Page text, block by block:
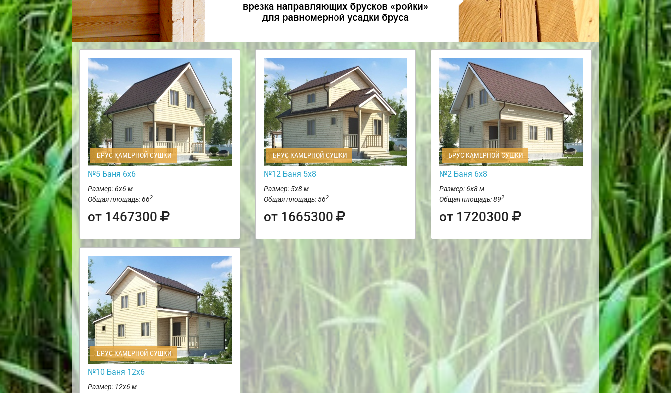
БРУС КАМЕРНОЙ СУШКИ
№5 Баня 6х6
Размер: 6х6 м
Общая площадь: 662
от 1467300
БРУС КАМЕРНОЙ СУШКИ
№12 Баня 5х8
Размер: 5х8 м
Общая площадь: 562
от 1665300
БРУС КАМЕРНОЙ СУШКИ
№2 Баня 6х8
Размер: 6х8 м
Общая площадь: 892
от 1720300
БРУС КАМЕРНОЙ СУШКИ
№10 Баня 12х6
Размер: 12х6 м